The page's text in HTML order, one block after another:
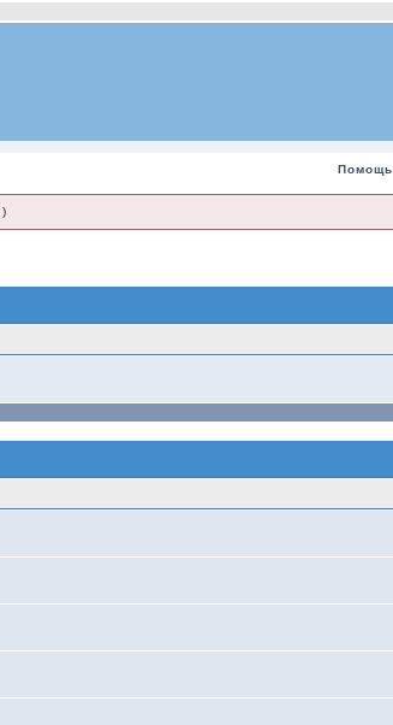
Помощь
)